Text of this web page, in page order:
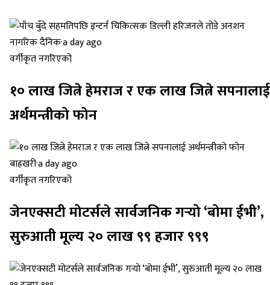
नागरिक दैनिक·a day ago
वर्गीकृत नगरिएको
१० लाख जित्ने हेमराज र एक लाख जित्ने सपनालाई
अर्थमन्त्रीको फोन
बाह्रखरी·a day ago
वर्गीकृत नगरिएको
जेनएक्सटी मोटर्सले सार्वजनिक गर्‍यो ‘बोमा ईभी’,
सुरुआती मूल्य २० लाख ९९ हजार ९९९